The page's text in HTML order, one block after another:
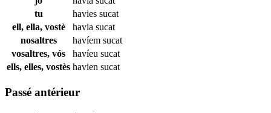
tu
havies sucat
ell, ella, vostè
havia sucat
nosaltres
havíem sucat
vosaltres, vós
havíeu sucat
ells, elles, vostès havien sucat
Passé antérieur